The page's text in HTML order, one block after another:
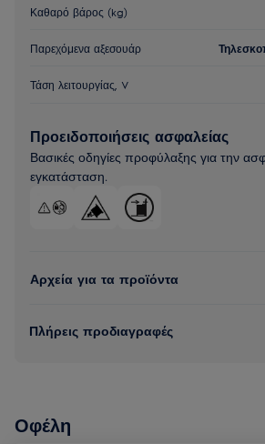
Καθαρό βάρος (kg)
Παρεχόμενα αξεσουάρ
Τάση λειτουργίας, V
Προειδοποιήσεις ασφαλείας
Βασικές οδηγίες προφύλαξης για την
εγκατάσταση.
Αρχεία για τα προϊόντα
Πλήρεις προδιαγραφές
Οφέλη